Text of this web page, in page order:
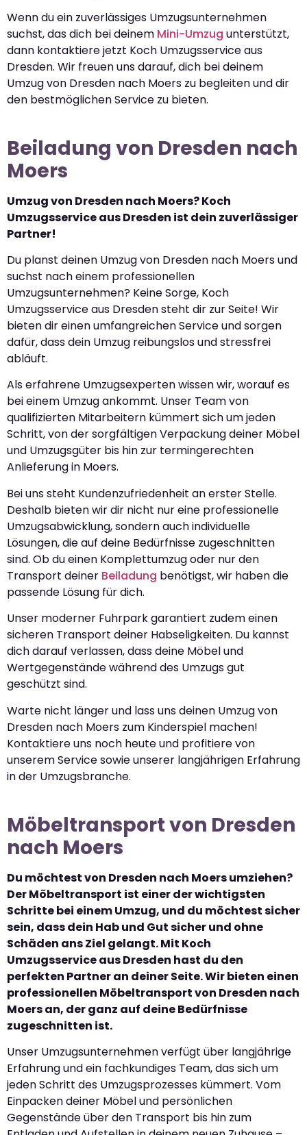
Wenn du ein zuverlässiges Umzugsunternehmen
suchst, das dich bei deinem Mini-Umzug unterstützt,
dann kontaktiere jetzt Koch Umzugsservice aus
Dresden. Wir freuen uns darauf, dich bei deinem
Umzug von Dresden nach Moers zu begleiten und dir
den bestmöglichen Service zu bieten.
Beiladung von Dresden nach
Moers
Umzug von Dresden nach Moers? Koch
Umzugsservice aus Dresden ist dein zuverlässiger
Partner!
Du planst deinen Umzug von Dresden nach Moers und
suchst nach einem professionellen
Umzugsunternehmen? Keine Sorge, Koch
Umzugsservice aus Dresden steht dir zur Seite! Wir
bieten dir einen umfangreichen Service und sorgen
dafür, dass dein Umzug reibungslos und stressfrei
abläuft.
Als erfahrene Umzugsexperten wissen wir, worauf es
bei einem Umzug ankommt. Unser Team von
qualifizierten Mitarbeitern kümmert sich um jeden
Schritt, von der sorgfältigen Verpackung deiner Möbel
und Umzugsgüter bis hin zur termingerechten
Anlieferung in Moers.
Bei uns steht Kundenzufriedenheit an erster Stelle.
Deshalb bieten wir dir nicht nur eine professionelle
Umzugsabwicklung, sondern auch individuelle
Lösungen, die auf deine Bedürfnisse zugeschnitten
sind. Ob du einen Komplettumzug oder nur den
Transport deiner Beiladung benötigst, wir haben die
passende Lösung für dich.
Unser moderner Fuhrpark garantiert zudem einen
sicheren Transport deiner Habseligkeiten. Du kannst
dich darauf verlassen, dass deine Möbel und
Wertgegenstände während des Umzugs gut
geschützt sind.
Warte nicht länger und lass uns deinen Umzug von
Dresden nach Moers zum Kinderspiel machen!
Kontaktiere uns noch heute und profitiere von
unserem Service sowie unserer langjährigen Erfahrung
in der Umzugsbranche.
Möbeltransport von Dresden
nach Moers
Du möchtest von Dresden nach Moers umziehen?
Der Möbeltransport ist einer der wichtigsten
Schritte bei einem Umzug, und du möchtest sicher
sein, dass dein Hab und Gut sicher und ohne
Schäden ans Ziel gelangt. Mit Koch
Umzugsservice aus Dresden hast du den
perfekten Partner an deiner Seite. Wir bieten einen
professionellen Möbeltransport von Dresden nach
Moers an, der ganz auf deine Bedürfnisse
zugeschnitten ist.
Unser Umzugsunternehmen verfügt über langjährige
Erfahrung und ein fachkundiges Team, das sich um
jeden Schritt des Umzugsprozesses kümmert. Vom
Einpacken deiner Möbel und persönlichen
Gegenstände über den Transport bis hin zum